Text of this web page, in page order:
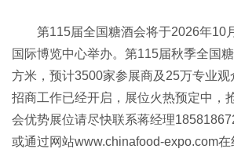
第115届全国糖酒会将于2026年10
国际博览中心举办。第115届秋季全国
方米，预计3500家参展商及25万专业观
招商工作已经开启，展位火热预定中，
会优势展位请尽快联系蒋经理
或通过网站www.chinafood-expo.com在